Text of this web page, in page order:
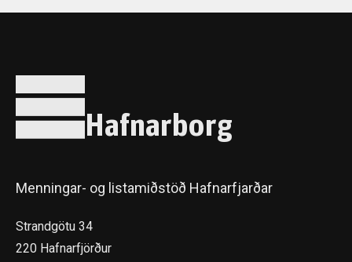
Hafnarborg
Menningar- og listamiðstöð Hafnarfjarðar
Strandgötu 34
220 Hafnarfjörður